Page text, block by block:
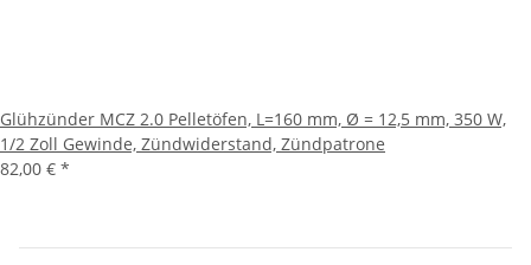
Glühzünder MCZ 2.0 Pelletöfen, L=160 mm, Ø = 12,5 mm, 350 W,
1/2 Zoll Gewinde, Zündwiderstand, Zündpatrone
82,00 € *